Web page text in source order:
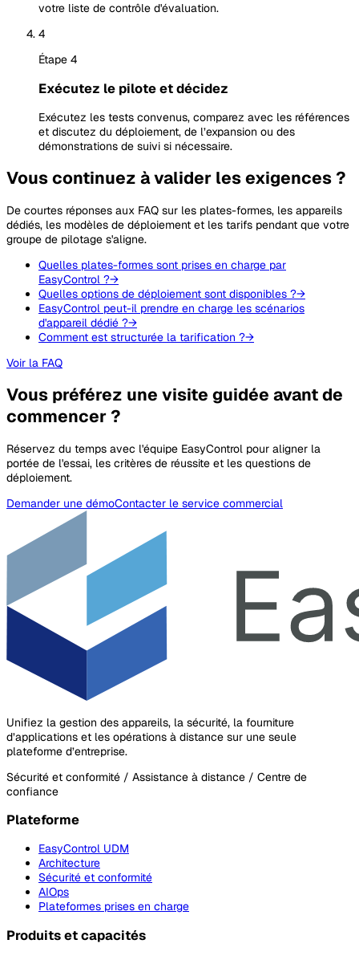
votre liste de contrôle d'évaluation.
4
Étape 4
Exécutez le pilote et décidez
Exécutez les tests convenus, comparez avec les références
et discutez du déploiement, de l’expansion ou des
démonstrations de suivi si nécessaire.
Vous continuez à valider les exigences ?
De courtes réponses aux FAQ sur les plates-formes, les appareils
dédiés, les modèles de déploiement et les tarifs pendant que votre
groupe de pilotage s'aligne.
Quelles plates-formes sont prises en charge par
EasyControl ?→
Quelles options de déploiement sont disponibles ?→
EasyControl peut-il prendre en charge les scénarios
d'appareil dédié ?→
Comment est structurée la tarification ?→
Voir la FAQ
Vous préférez une visite guidée avant de
commencer ?
Réservez du temps avec l'équipe EasyControl pour aligner la
portée de l'essai, les critères de réussite et les questions de
déploiement.
Demander une démoContacter le service commercial
Unifiez la gestion des appareils, la sécurité, la fourniture
d’applications et les opérations à distance sur une seule
plateforme d’entreprise.
Sécurité et conformité / Assistance à distance / Centre de
confiance
Plateforme
EasyControl UDM
Architecture
Sécurité et conformité
AIOps
Plateformes prises en charge
Produits et capacités